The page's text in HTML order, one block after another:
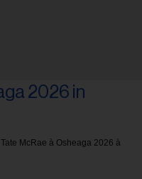
Tate McRae à Osheaga 2026 à